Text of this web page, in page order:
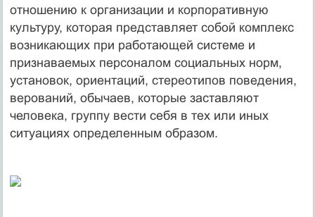
отношению к организации и корпоративную
культуру, которая представляет собой комплекс
возникающих при работающей системе и
признаваемых персоналом социальных норм,
установок, ориентаций, стереотипов поведения,
верований, обычаев, которые заставляют
человека, группу вести себя в тех или иных
ситуациях определенным образом.